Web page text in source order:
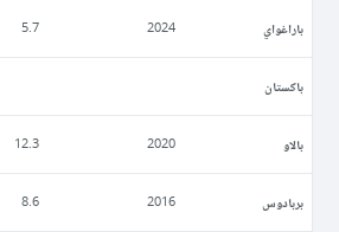
باراغواي 2024
5.7
باكستان
بالاو 2020
12.3
بربادوس 2016
8.6